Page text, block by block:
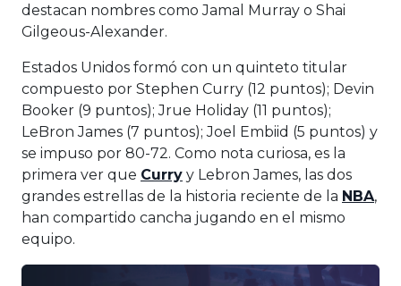
destacan nombres como Jamal Murray o Shai
Gilgeous-Alexander.
Estados Unidos formó con un quinteto titular
compuesto por Stephen Curry (12 puntos); Devin
Booker (9 puntos); Jrue Holiday (11 puntos);
LeBron James (7 puntos); Joel Embiid (5 puntos) y
se impuso por 80-72. Como nota curiosa, es la
primera ver que Curry y Lebron James, las dos
grandes estrellas de la historia reciente de la NBA,
han compartido cancha jugando en el mismo
equipo.